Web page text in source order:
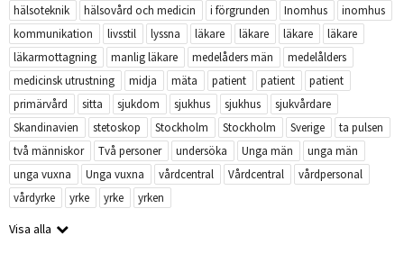
hälsoteknik
hälsovård och medicin i förgrunden Inomhus
inomhus
kommunikation
livsstil lyssna läkare läkare läkare
läkare
läkarmottagning
manlig läkare medelåders män
medelålders
medicinsk utrustning
midja mäta patient patient
patient
primärvård
sitta sjukdom sjukhus sjukhus
sjukvårdare
Skandinavien
stetoskop Stockholm Stockholm Sverige
ta pulsen
två människor
Två personer undersöka Unga män
unga män
unga vuxna
Unga vuxna vårdcentral Vårdcentral
vårdpersonal
vårdyrke
yrke yrke yrken
Visa alla